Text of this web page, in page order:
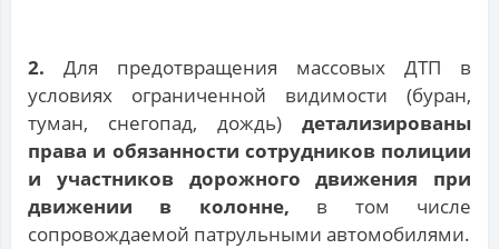
2. Для предотвращения массовых ДТП в
условиях ограниченной видимости (буран,
туман, снегопад, дождь) детализированы
права и обязанности сотрудников полиции
и участников дорожного движения при
движении в колонне, в том числе
сопровождаемой патрульными автомобилями.